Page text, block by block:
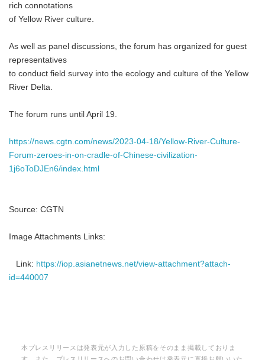
rich connotations
of Yellow River culture.
As well as panel discussions, the forum has organized for guest
representatives
to conduct field survey into the ecology and culture of the Yellow
River Delta.
The forum runs until April 19.
https://news.cgtn.com/news/2023-04-18/Yellow-River-Culture-
Forum-zeroes-in-on-cradle-of-Chinese-civilization-
1j6oToDJEn6/index.html
Source: CGTN
Image Attachments Links:
Link: https://iop.asianetnews.net/view-attachment?attach-
id=440007
本プレスリリースは発表元が入力した原稿をそのまま掲載しておりま